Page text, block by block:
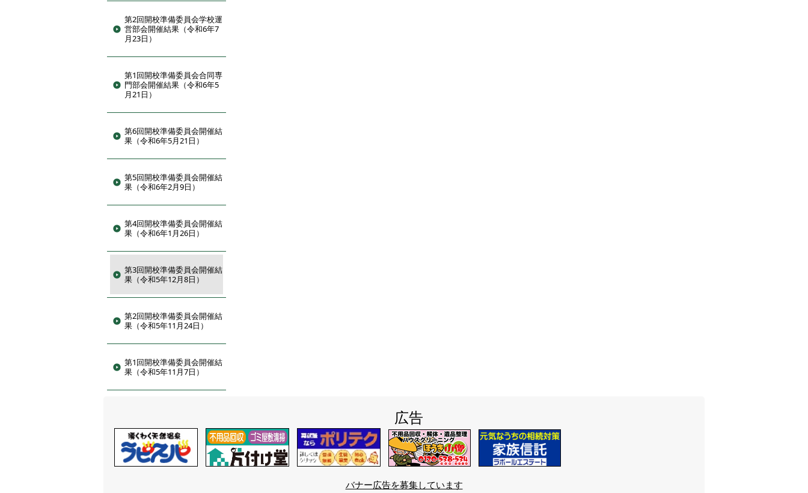
第2回開校準備委員会学校運
営部会開催結果（令和6年7
月23日）
第1回開校準備委員会合同専
門部会開催結果（令和6年5
月21日）
第6回開校準備委員会開催結
果（令和6年5月21日）
第5回開校準備委員会開催結
果（令和6年2月9日）
第4回開校準備委員会開催結
果（令和6年1月26日）
第3回開校準備委員会開催結
果（令和5年12月8日）
第2回開校準備委員会開催結
果（令和5年11月24日）
第1回開校準備委員会開催結
果（令和5年11月7日）
広告
バナー広告を募集しています